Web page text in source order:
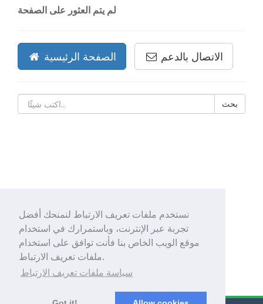
نستخدم ملفات تعريف الارتباط لنمنحك أفضل
تجربة عبر الإنترنت، وباستمرارك في استخدام
موقع الويب الخاص بنا فأنت توافق على استخدام
ملفات تعريف الارتباط.
سياسة ملفات تعريف الارتباط
لم يتم العثور على الصفحة
الصفحة الرئيسية الاتصال بالدعم